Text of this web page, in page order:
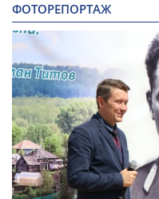
ФОТОРЕПОРТАЖ